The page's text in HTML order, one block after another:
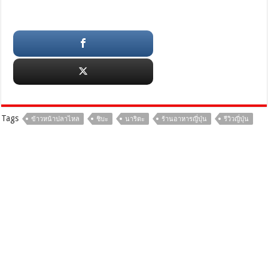
Tags ข้าวหน้าปลาไหล ชิบะ นาริตะ ร้านอาหารญี่ปุ่น รีวิวญี่ปุ่น